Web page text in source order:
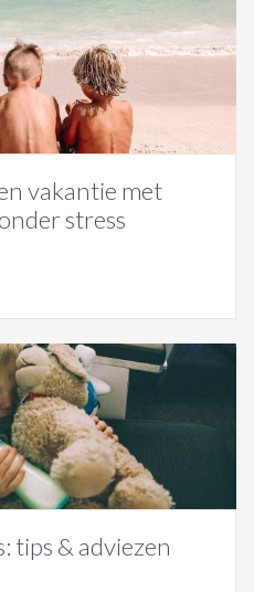
vakantie met
stress
tips & adviezen